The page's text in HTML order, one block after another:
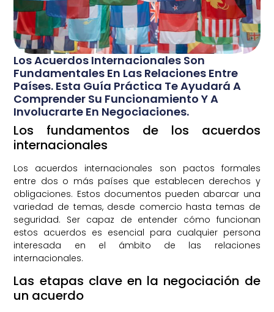
Los Acuerdos Internacionales Son
Fundamentales En Las Relaciones Entre
Países. Esta Guía Práctica Te Ayudará A
Comprender Su Funcionamiento Y A
Involucrarte En Negociaciones.
Los fundamentos de los acuerdos
internacionales
Los acuerdos internacionales son pactos formales
entre dos o más países que establecen derechos y
obligaciones. Estos documentos pueden abarcar una
variedad de temas, desde comercio hasta temas de
seguridad. Ser capaz de entender cómo funcionan
estos acuerdos es esencial para cualquier persona
interesada en el ámbito de las relaciones
internacionales.
Las etapas clave en la negociación de
un acuerdo